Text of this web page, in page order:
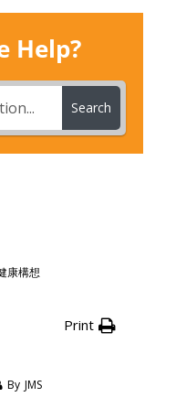
Help?
Search
康構想
Print
By JMS